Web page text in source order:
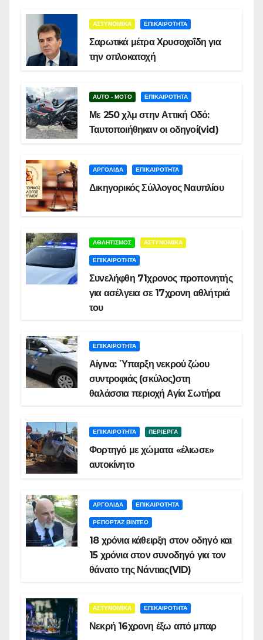
ΑΣΤΥΝΟΜΙΚΑ ΕΠΙΚΑΙΡΟΤΗΤΑ
Σαρωτικά μέτρα Χρυσοχοΐδη για
την οπλοκατοχή
AUTO - MOTO ΕΠΙΚΑΙΡΟΤΗΤΑ
Με 250 χλμ στην Αττική Οδό:
Ταυτοποιήθηκαν οι οδηγοί(vid)
ΑΡΓΟΛΙΔΑ ΕΠΙΚΑΙΡΟΤΗΤΑ
Δικηγορικός Σύλλογος Ναυπλίου
ΑΘΛΗΤΙΣΜΟΣ ΑΣΤΥΝΟΜΙΚΑ
ΕΠΙΚΑΙΡΟΤΗΤΑ
Συνελήφθη 71χρονος προπονητής
για ασέλγεια σε 17χρονη αθλήτριά
του
ΕΠΙΚΑΙΡΟΤΗΤΑ
Αίγινα: Ύπαρξη νεκρού ζώου
συντροφιάς (σκύλος)στη
θαλάσσια περιοχή Αγία Σωτήρα
ΕΠΙΚΑΙΡΟΤΗΤΑ ΠΕΡΙΕΡΓΑ
Φορτηγό με χώματα «έλιωσε»
αυτοκίνητο
ΑΡΓΟΛΙΔΑ ΕΠΙΚΑΙΡΟΤΗΤΑ
ΡΕΠΟΡΤΑΖ ΒΙΝΤΕΟ
18 χρόνια κάθειρξη στον οδηγό και
15 χρόνια στον συνοδηγό για τον
θάνατο της Νάντιας(VID)
ΑΣΤΥΝΟΜΙΚΑ ΕΠΙΚΑΙΡΟΤΗΤΑ
Νεκρή 16χρονη έξω από μπαρ